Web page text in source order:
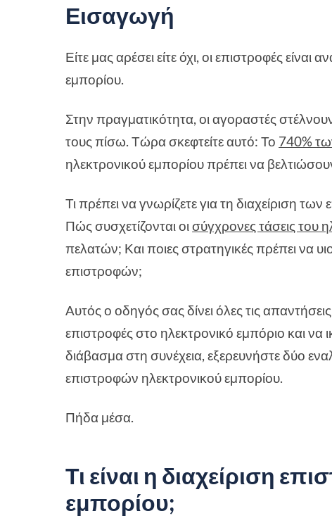
Εισαγωγή
Είτε μας αρέσει είτε όχι, οι επιστροφές
εμπορίου.
Στην πραγματικότητα, οι αγοραστές
τους πίσω. Τώρα σκεφτείτε αυτό: Το 740%
ηλεκτρονικού εμπορίου πρέπει να
Τι πρέπει να γνωρίζετε για τη διαχείριση
Πώς συσχετίζονται οισύγχρονες τάσεις του
πελατών; Και ποιες στρατηγικές πρέπει να
επιστροφών;
Αυτός ο οδηγός σας δίνει όλες τις
επιστροφές στο ηλεκτρονικό εμπόριο και
διάβασμα στη συνέχεια, εξερευνήστε δύο
επιστροφών ηλεκτρονικού εμπορίου.
Πήδα μέσα.
Τι είναι η διαχείριση
εμπορίου;